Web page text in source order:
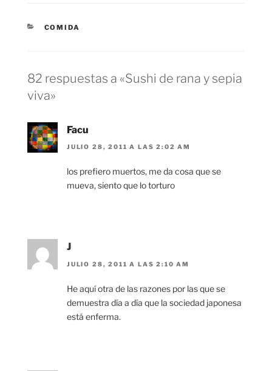
CATEGORÍAS
COMIDA
82 respuestas a «Sushi de rana y sepia
viva»
Facu
JULIO 28, 2011 A LAS 2:02 AM
los prefiero muertos, me da cosa que se
mueva, siento que lo torturo
J
JULIO 28, 2011 A LAS 2:10 AM
He aquí otra de las razones por las que se
demuestra día a día que la sociedad japonesa
está enferma.